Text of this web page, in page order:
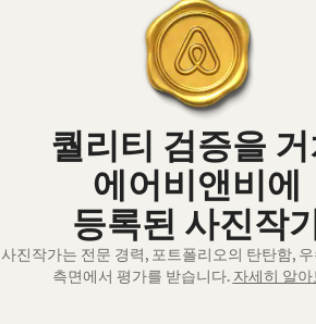
퀄리티 검증을
에어비앤비에
등록된 사진작
사진작가는 전문 경력, 포트폴리오의 탄탄함,
측면에서 평가를 받습니다. 자세히 알아